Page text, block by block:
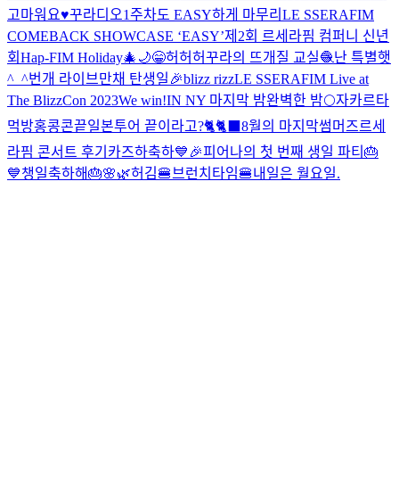
고마워요♥️꾸라디오1주차도 EASY하게 마무리 LE SSERAFIM
COMEBACK SHOWCASE ‘EASY’제2회 르세라핌 컴퍼니 신년
회 Hap-FIM Holiday🎄🌙😁허허허꾸라의 뜨개질 교실🧶난 특별햇
^_^번개 라이브만채 탄생일🎉blizz rizzLE SSERAFIM Live at
The BlizzCon 2023We win!IN NY 마지막 밤완벽한 밤🌕자카르타
먹방홍콩콘끝일본투어 끝이라고?🐈🐈‍⬛ 8월의 마지막썸머즈 르세
라핌 콘서트 후기 카즈하축하💙🎉피어나의 첫 번째 생일 파티🎂
💙챙일축하해🎂🌸🌿허김🍔브런치타임🍔내일은 월요일.